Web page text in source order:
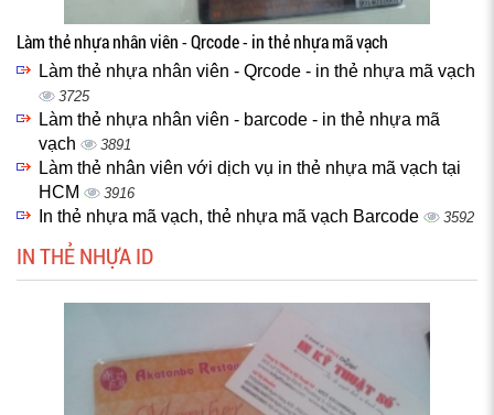
Làm thẻ nhựa nhân viên - Qrcode - in thẻ nhựa mã vạch
Làm thẻ nhựa nhân viên - Qrcode - in thẻ nhựa mã vạch
3725
Làm thẻ nhựa nhân viên - barcode - in thẻ nhựa mã
vạch
3891
Làm thẻ nhân viên với dịch vụ in thẻ nhựa mã vạch tại
HCM
3916
In thẻ nhựa mã vạch, thẻ nhựa mã vạch Barcode 3592
IN THẺ NHỰA ID